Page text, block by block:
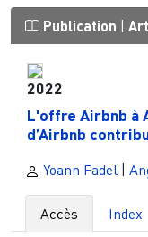
Publication
2022
L'offre Airbnb à
d’Airbnb
Yoann Fadel
Accès Index